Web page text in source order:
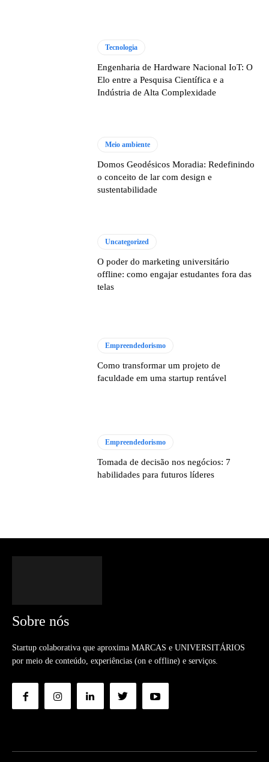
Tecnologia
Engenharia de Hardware Nacional IoT: O
Elo entre a Pesquisa Científica e a
Indústria de Alta Complexidade
Meio ambiente
Domos Geodésicos Moradia: Redefinindo
o conceito de lar com design e
sustentabilidade
Uncategorized
O poder do marketing universitário
offline: como engajar estudantes fora das
telas
Empreendedorismo
Como transformar um projeto de
faculdade em uma startup rentável
Empreendedorismo
Tomada de decisão nos negócios: 7
habilidades para futuros líderes
Sobre nós
Startup colaborativa que aproxima MARCAS e UNIVERSITÁRIOS
por meio de conteúdo, experiências (on e offline) e serviços.